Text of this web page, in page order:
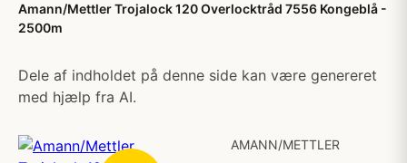
Amann/Mettler Trojalock 120 Overlocktråd 7556 Kongeblå -
2500m
Dele af indholdet på denne side kan være genereret
med hjælp fra AI.
AMANN/METTLER